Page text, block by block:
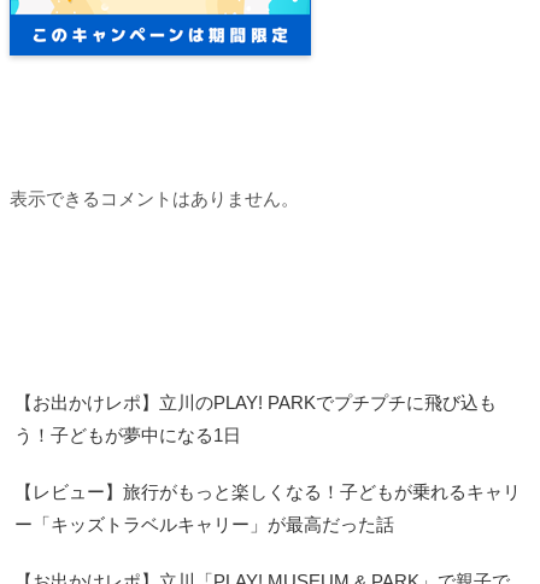
表示できるコメントはありません。
【お出かけレポ】立川のPLAY! PARKでプチプチに飛び込も
う！子どもが夢中になる1日
【レビュー】旅行がもっと楽しくなる！子どもが乗れるキャリ
ー「キッズトラベルキャリー」が最高だった話